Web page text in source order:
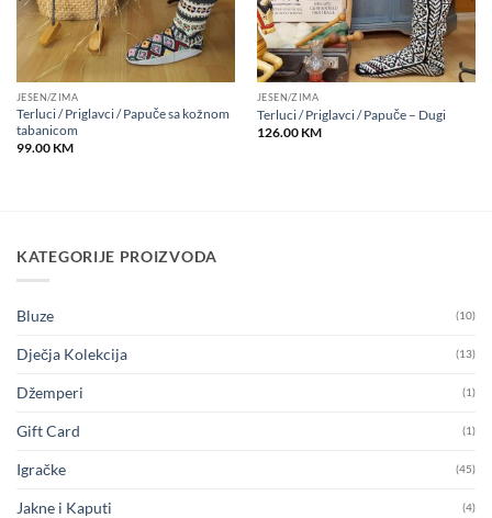
JESEN/ZIMA
Terluci / Priglavci / Papuče sa kožnom
tabanicom
99.00 KM
JESEN/ZIMA
Terluci / Priglavci / Papuče – Dugi
126.00 KM
KATEGORIJE PROIZVODA
Bluze (10)
Dječja Kolekcija (13)
Džemperi (1)
Gift Card (1)
Igračke (45)
Jakne i Kaputi (4)